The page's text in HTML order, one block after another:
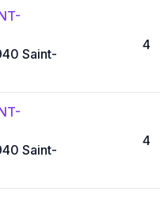
Saint-
4
Saint-
4